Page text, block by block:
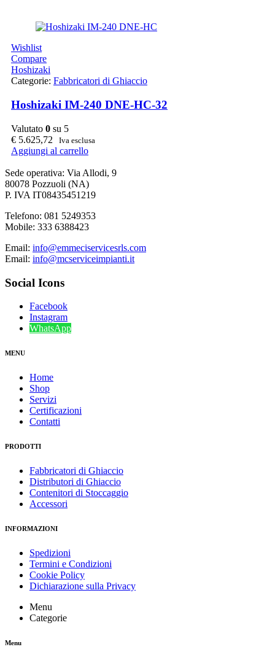
Wishlist
Compare
Hoshizaki
Categorie: Fabbricatori di Ghiaccio
Hoshizaki IM-240 DNE-HC-32
Valutato 0 su 5
€ 5.625,72 Iva esclusa
Aggiungi al carrello
Sede operativa: Via Allodi, 9
80078 Pozzuoli (NA)
P. IVA IT08435451219
Telefono: 081 5249353
Mobile: 333 6388423
Email: info@emmeciservicesrls.com
Email: info@mcserviceimpianti.it
Social Icons
Facebook
Instagram
WhatsApp
MENU
Home
Shop
Servizi
Certificazioni
Contatti
PRODOTTI
Fabbricatori di Ghiaccio
Distributori di Ghiaccio
Contenitori di Stoccaggio
Accessori
INFORMAZIONI
Spedizioni
Termini e Condizioni
Cookie Policy
Dichiarazione sulla Privacy
Menu
Categorie
Menu